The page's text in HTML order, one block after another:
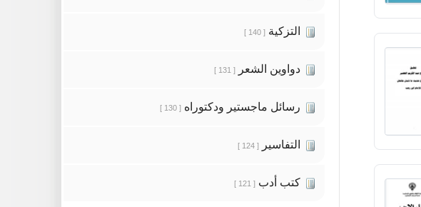
التزكية [ 140 ]
دواوين الشعر [ 131 ]
رسائل ماجستير ودكتوراه [ 130 ]
التفاسير [ 124 ]
كتب أدب [ 121 ]